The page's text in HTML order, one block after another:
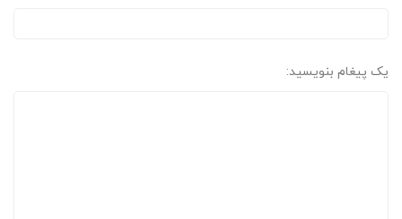
یک پیغام بنویسید: